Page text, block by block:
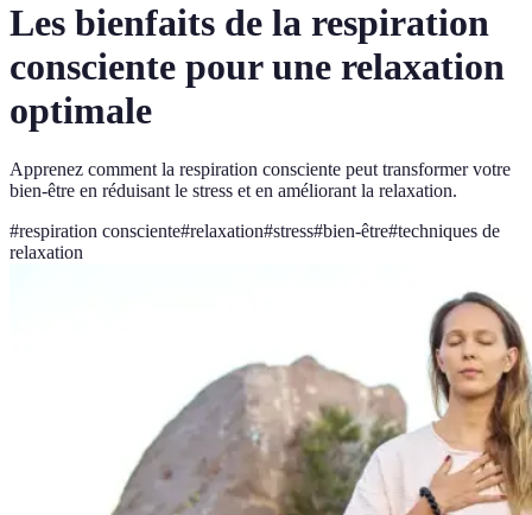
Les bienfaits de la respiration
consciente pour une relaxation
optimale
Apprenez comment la respiration consciente peut transformer votre
bien-être en réduisant le stress et en améliorant la relaxation.
#respiration consciente#relaxation#stress#bien-être#techniques de
relaxation